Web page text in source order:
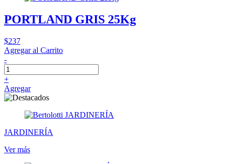
PORTLAND GRIS 25Kg
$237
Agregar al Carrito
-
+
Agregar
JARDINERÍA
Ver más